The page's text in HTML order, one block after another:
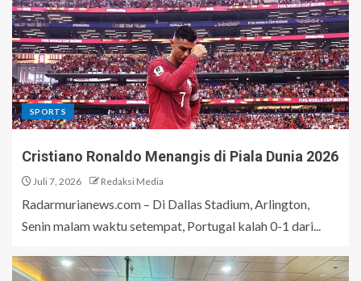
SPORTS
Cristiano Ronaldo Menangis di Piala Dunia 2026
Juli 7, 2026 Redaksi Media
Radarmurianews.com – Di Dallas Stadium, Arlington,
Senin malam waktu setempat, Portugal kalah 0-1 dari...